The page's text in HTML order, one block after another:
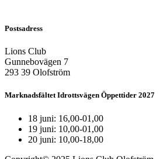
Postsadress
Lions Club
Gunnebovägen 7
293 39 Olofström
Marknadsfältet Idrottsvägen Öppettider 2027
18 juni: 16,00-01,00
19 juni: 10,00-01,00
20 juni: 10,00-18,00